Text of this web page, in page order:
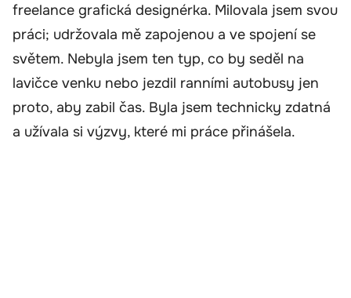
freelance grafická designérka. Milovala jsem svou
práci; udržovala mě zapojenou a ve spojení se
světem. Nebyla jsem ten typ, co by seděl na
lavičce venku nebo jezdil ranními autobusy jen
proto, aby zabil čas. Byla jsem technicky zdatná
a užívala si výzvy, které mi práce přinášela.